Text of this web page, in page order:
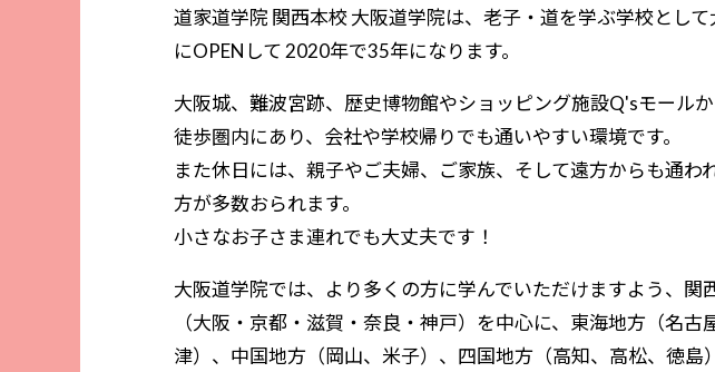
道家道学院 関西本校 大阪道学院は、老子・道を学ぶ学校として
にOPENして 2020年で35年になります。
大阪城、難波宮跡、歴史博物館やショッピング施設Q'sモール
徒歩圏内にあり、会社や学校帰りでも通いやすい環境です。
また休日には、親子やご夫婦、ご家族、そして遠方からも通わ
方が多数おられます。
小さなお子さま連れでも大丈夫です！
大阪道学院では、より多くの方に学んでいただけますよう、関
（大阪・京都・滋賀・奈良・神戸）を中心に、東海地方（名古屋
津）、中国地方（岡山、米子）、四国地方（高知、高松、徳島